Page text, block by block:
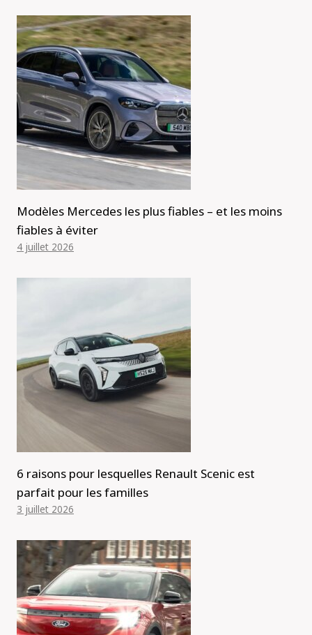
Modèles Mercedes les plus fiables – et les moins
fiables à éviter
4 juillet 2026
6 raisons pour lesquelles Renault Scenic est
parfait pour les familles
3 juillet 2026